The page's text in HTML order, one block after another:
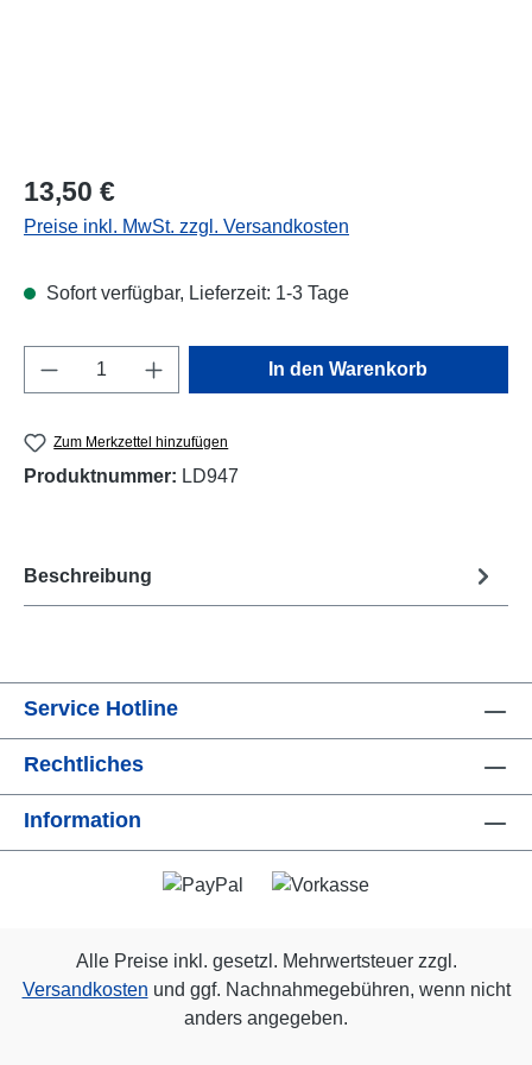
Regulärer Preis:
13,50 €
Preise inkl. MwSt. zzgl. Versandkosten
Sofort verfügbar, Lieferzeit: 1-3 Tage
Produkt Anzahl: Gib den gewünschten
In den Warenkorb
Zum Merkzettel hinzufügen
Produktnummer: LD947
Beschreibung
Service Hotline
Rechtliches
Information
Alle Preise inkl. gesetzl. Mehrwertsteuer zzgl.
Versandkosten und ggf. Nachnahmegebühren, wenn nicht
anders angegeben.